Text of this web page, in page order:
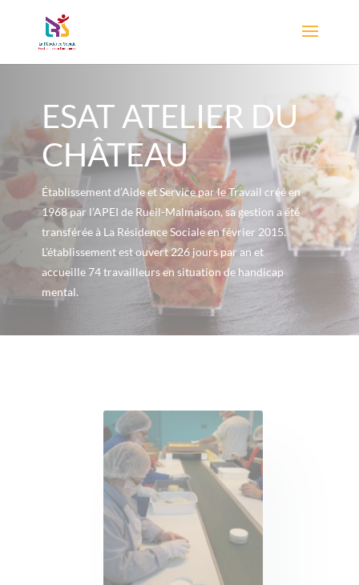
ESAT ATELIER DU
CHÂTEAU
Établissement d’Aide et Service par le Travail créé en
1968 par l’APEI de Rueil-Malmaison, sa gestion a été
transférée à La Résidence Sociale en février 2015.
L’établissement est ouvert 226 jours par an et
accueille 74 travailleurs en situation de handicap
mental.